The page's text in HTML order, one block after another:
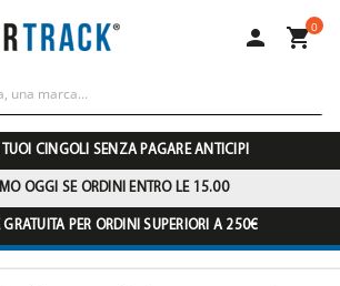
 0
TUOI CINGOLI SENZA PAGARE ANTICIPI
OGGI SE ORDINI ENTRO LE 15.00
PER ORDINI SUPERIORI A 250€